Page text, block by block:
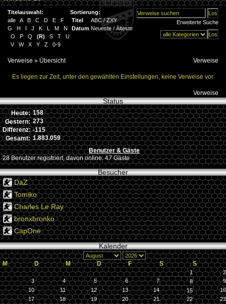
Titelauswahl:
alle
A B C D E
F
G
H I J K L M
N
O
P Q (R) S T
U
V
W X Y Z 0-9
Sortierung:
Titel
ABC/ZXY
Datum Neueste / Älteste
Erweiterte Suche
Verweise » Übersicht Verweise
Es liegen zur Zeit, unter den gewählten Einstellungen, keine Verweise vor.
Verweise
Status
Heute: 158
Gestern: 273
Differenz: -115
Gesamt: 1.883.059
Benutzer & Gäste
28 Benutzer registriert, davon online: 47 Gäste
Besucher
DaZ
Tomiko
Charles Le Ray
bronxbronko
CapOne
Kalender
M D M D F S S
1
2
3
4 5 6 7 8
9
10
11 12 13 14 15
16
17
18 19 20 21 22 23